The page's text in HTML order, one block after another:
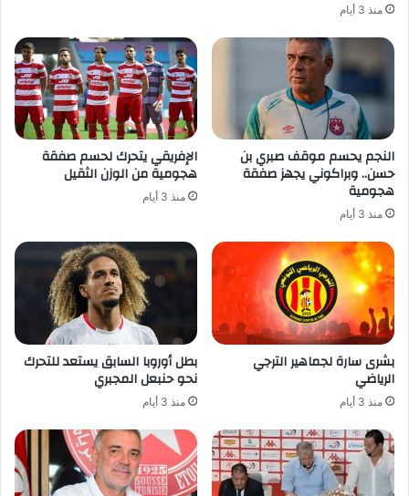
منذ 3 أيام
النجم يحسم موقف صبري بن
حسن.. وبراكوني يجهز صفقة
هجومية
منذ 3 أيام
الإفريقي يتحرك لحسم صفقة
هجومية من الوزن الثقيل
منذ 3 أيام
بشرى سارة لجماهير الترجي
الرياضي
منذ 3 أيام
بطل أوروبا السابق يستعد للتحرك
نحو حنبعل المجبري
منذ 3 أيام